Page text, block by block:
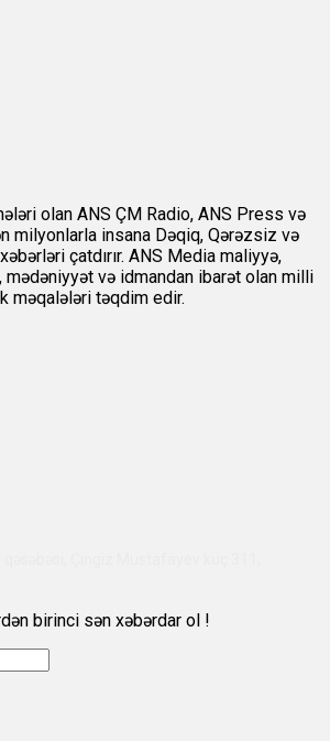
olan ANS ÇM Radio, ANS Press və
milyonlarla insana Dəqiq, Qərəzsiz və
çatdırır. ANS Media maliyyə,
və idmandan ibarət olan milli
məqalələri təqdim edir.
birinci sən xəbərdar ol !